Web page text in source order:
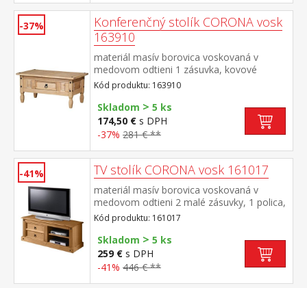
-37%
Konferenčný stolík CORONA vosk
163910
materiál masív borovica voskovaná v
medovom odtieni 1 zásuvka, kovové
ozdobné úchytky súčasť zostavy Corona
Kód produktu: 163910
Skladom > 5 ks
174,50 € s DPH
-37% 281 € **
-41% TV stolík CORONA vosk 161017
materiál masív borovica voskovaná v
medovom odtieni 2 malé zásuvky, 1 polica,
kovové ozdobné úchytky súčasť zostavy
Corona
Kód produktu: 161017
Skladom > 5 ks
259 € s DPH
-41% 446 € **